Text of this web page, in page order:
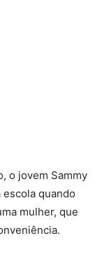
o jovem Sammy
escola quando
mulher, que